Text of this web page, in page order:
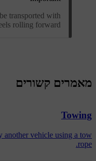
transported with
rolling forward.
מאמרים קשורים
Towing
vehicle using a tow
rope.